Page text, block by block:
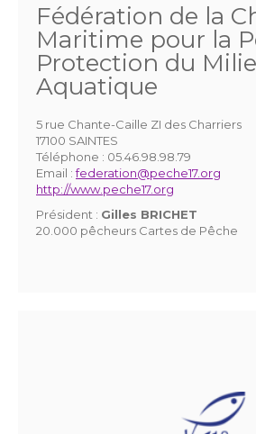
Fédération de la
Maritime pour la
Protection du
Aquatique
5 rue Chante-Caille ZI des Charriers
17100 SAINTES
Téléphone : 05.46.98.98.79
Email :federation@peche17.org
http://www.peche17.org
Président : Gilles BRICHET
20.000 pêcheurs Cartes de Pêche